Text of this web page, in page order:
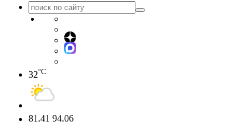
32°C
81.41 94.06